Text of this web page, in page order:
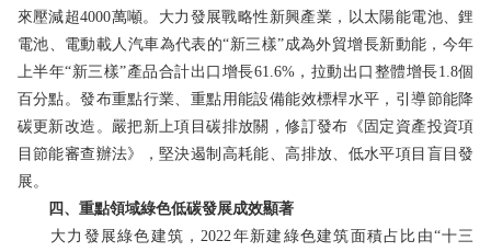
來壓減超4000萬噸。大力發展戰略性新興產業，以太陽能電池、鋰
電池、電動載人汽車為代表的“新三樣”成為外貿增長新動能，今年
上半年“新三樣”產品合計出口增長61.6%，拉動出口整體增長1.8個
百分點。發布重點行業、重點用能設備能效標桿水平，引導節能降
碳更新改造。嚴把新上項目碳排放關，修訂發布《固定資產投資項
目節能審查辦法》，堅決遏制高耗能、高排放、低水平項目盲目發
展。
四、重點領域綠色低碳發展成效顯著
大力發展綠色建筑，2022年新建綠色建筑面積占比由“十三